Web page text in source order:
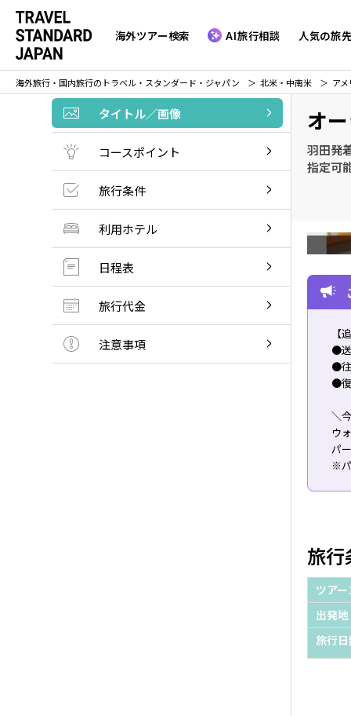
海外ツアー検索 AI旅行相談 人気の旅先
海外旅行・国内旅行のトラベル・スタンダード・ジャパン 北米・中南米 ア
タイトル／画像
コースポイント
旅行条件
利用ホテル
日程表
旅行代金
注意事項
オ
羽田発
指定可
【
●
●往
●復
＼
ウ
パ
※
旅行
ツア
出発地
旅行日